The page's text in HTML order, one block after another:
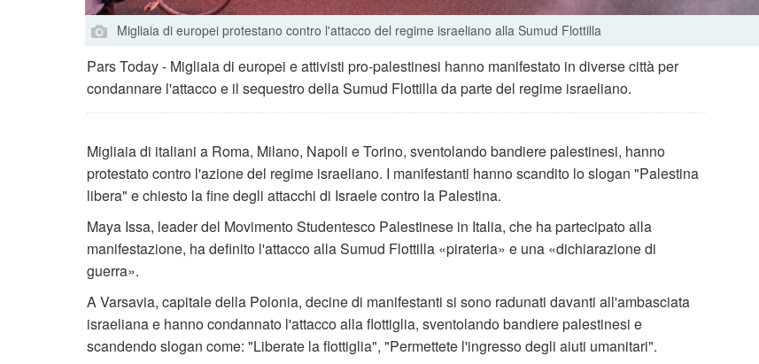
Migliaia di europei protestano contro l'attacco del regime israeliano alla Sumud Flottilla
Pars Today - Migliaia di europei e attivisti pro-palestinesi hanno manifestato in diverse città per
condannare l'attacco e il sequestro della Sumud Flottilla da parte del regime israeliano.
Migliaia di italiani a Roma, Milano, Napoli e Torino, sventolando bandiere palestinesi, hanno
protestato contro l'azione del regime israeliano. I manifestanti hanno scandito lo slogan "Palestina
libera" e chiesto la fine degli attacchi di Israele contro la Palestina.
Maya Issa, leader del Movimento Studentesco Palestinese in Italia, che ha partecipato alla
manifestazione, ha definito l'attacco alla Sumud Flottilla «pirateria» e una «dichiarazione di
guerra».
A Varsavia, capitale della Polonia, decine di manifestanti si sono radunati davanti all'ambasciata
israeliana e hanno condannato l'attacco alla flottiglia, sventolando bandiere palestinesi e
scandendo slogan come: "Liberate la flottiglia", "Permettete l'ingresso degli aiuti umanitari".